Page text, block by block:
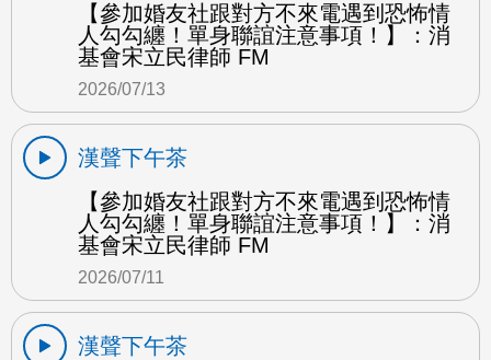
【參加婚友社跟對方不來電遇到恐怖情
人勾勾纏！單身聯誼注意事項！】：消
基會宋立民律師 FM
2026/07/13
漢聲下午茶
【參加婚友社跟對方不來電遇到恐怖情
人勾勾纏！單身聯誼注意事項！】：消
基會宋立民律師 FM
2026/07/11
漢聲下午茶